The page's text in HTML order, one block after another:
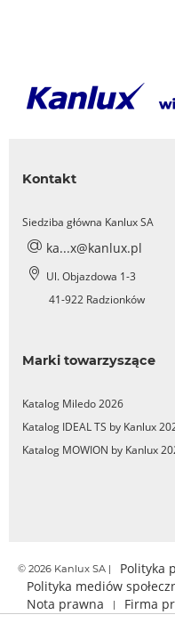
Kontakt
Siedziba główna Kanlux SA
ka...x@kanlux.pl
Ul. Objazdowa 1-3
41-922 Radzionków
Marki towarzyszące
Katalog Miledo 2026
Katalog IDEAL TS by Kanlux
Katalog MOWION by Kanlux
© 2026 Kanlux SA | Polityka
Polityka mediów
Nota prawna | Firma